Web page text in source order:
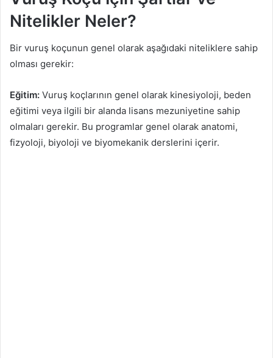
Nitelikler Neler?
Bir vuruş koçunun genel olarak aşağıdaki niteliklere sahip
olması gerekir:
Eğitim: Vuruş koçlarının genel olarak kinesiyoloji, beden
eğitimi veya ilgili bir alanda lisans mezuniyetine sahip
olmaları gerekir. Bu programlar genel olarak anatomi,
fizyoloji, biyoloji ve biyomekanik derslerini içerir.